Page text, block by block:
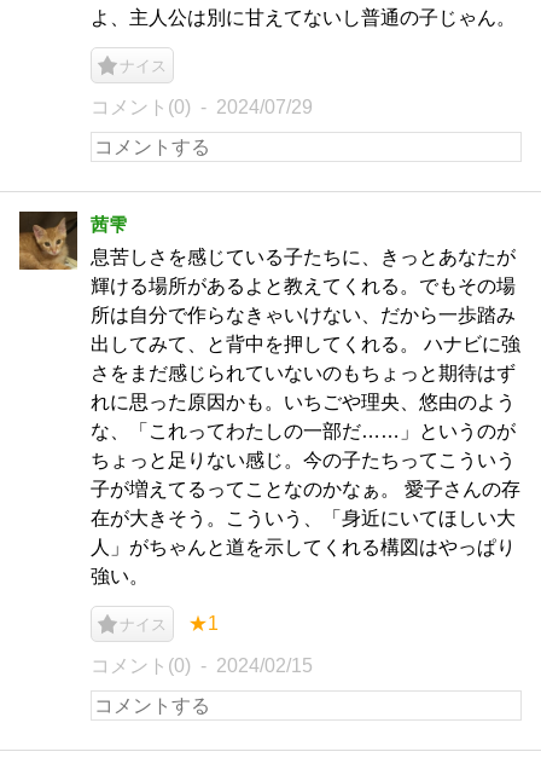
よ、主人公は別に甘えてないし普通の子じゃん。
ナイス
コメント(0) 2024/07/29
茜雫
息苦しさを感じている子たちに、きっとあなたが
輝ける場所があるよと教えてくれる。でもその場
所は自分で作らなきゃいけない、だから一歩踏み
出してみて、と背中を押してくれる。 ハナビに強
さをまだ感じられていないのもちょっと期待はず
れに思った原因かも。いちごや理央、悠由のよう
な、「これってわたしの一部だ……」というのが
ちょっと足りない感じ。今の子たちってこういう
子が増えてるってことなのかなぁ。 愛子さんの存
在が大きそう。こういう、「身近にいてほしい大
人」がちゃんと道を示してくれる構図はやっぱり
強い。
ナイス ★1
コメント(0) 2024/02/15